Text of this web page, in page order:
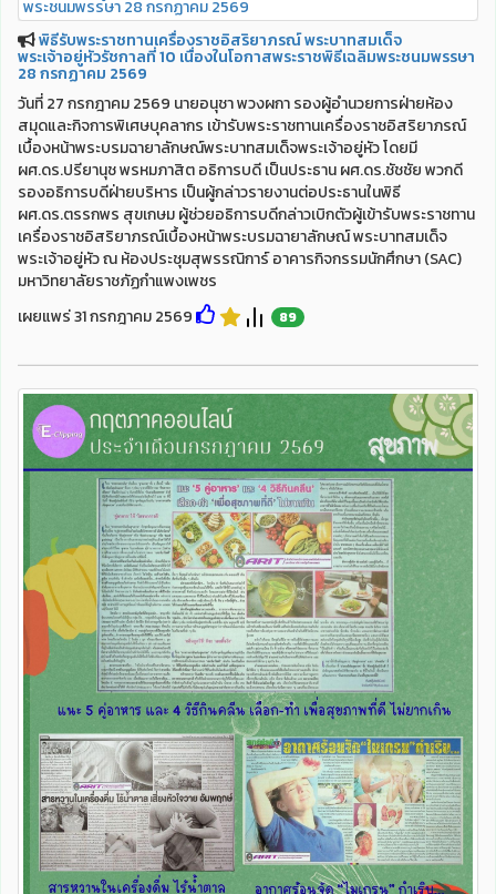
พิธีรับพระราชทานเครื่องราชอิสริยาภรณ์ พระบาทสมเด็จ
พระเจ้าอยู่หัวรัชกาลที่ 10 เนื่องในโอกาสพระราชพิธีเฉลิมพระชนมพรรษา
28 กรกฏาคม 2569
วันที่ 27 กรกฎาคม 2569 นายอนุชา พวงผกา รองผู้อำนวยการฝ่ายห้อง
สมุดและกิจการพิเศษบุคลากร เข้ารับพระราชทานเครื่องราชอิสริยาภรณ์
เบื้องหน้าพระบรมฉายาลักษณ์พระบาทสมเด็จพระเจ้าอยู่หัว โดยมี
ผศ.ดร.ปรียานุช พรหมภาสิต อธิการบดี เป็นประธาน ผศ.ดร.ชัชชัย พวกดี
รองอธิการบดีฝ่ายบริหาร เป็นผู้กล่าวรายงานต่อประธานในพิธี
ผศ.ดร.ตรรกพร สุขเกษม ผู้ช่วยอธิการบดีกล่าวเบิกตัวผู้เข้ารับพระราชทาน
เครื่องราชอิสริยาภรณ์เบื้องหน้าพระบรมฉายาลักษณ์ พระบาทสมเด็จ
พระเจ้าอยู่หัว ณ ห้องประชุมสุพรรณิการ์ อาคารกิจกรรมนักศึกษา (SAC)
มหาวิทยาลัยราชภัฏกำแพงเพชร
เผยแพร่ 31 กรกฎาคม 2569
89